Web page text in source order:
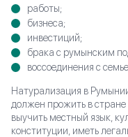
работы;
бизнеса;
инвестиций;
брака с румынским
воссоединения с
Натурализация в
должен прожить в
выучить местный язык,
конституции, иметь